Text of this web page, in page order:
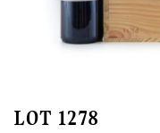
LOT 1278